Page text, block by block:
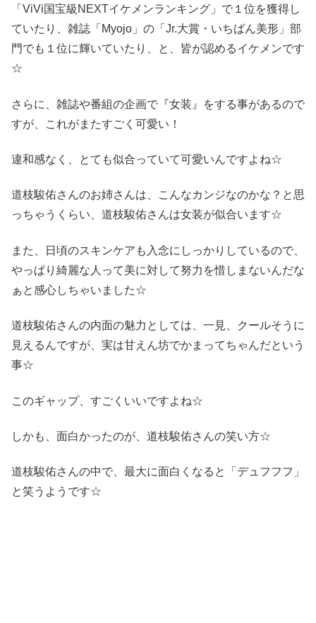
「ViVi国宝級NEXTイケメンランキング」で１位を獲得し
ていたり、雑誌「Myojo」の「Jr.大賞・いちばん美形」部
門でも１位に輝いていたり、と、皆が認めるイケメンです
☆
さらに、雑誌や番組の企画で『女装』をする事があるので
すが、これがまたすごく可愛い！
違和感なく、とても似合っていて可愛いんですよね☆
道枝駿佑さんのお姉さんは、こんなカンジなのかな？と思
っちゃうくらい、道枝駿佑さんは女装が似合います☆
また、日頃のスキンケアも入念にしっかりしているので、
やっぱり綺麗な人って美に対して努力を惜しまないんだな
ぁと感心しちゃいました☆
道枝駿佑さんの内面の魅力としては、一見、クールそうに
見えるんですが、実は甘えん坊でかまってちゃんだという
事☆
このギャップ、すごくいいですよね☆
しかも、面白かったのが、道枝駿佑さんの笑い方☆
道枝駿佑さんの中で、最大に面白くなると「デュフフフ」
と笑うようです☆